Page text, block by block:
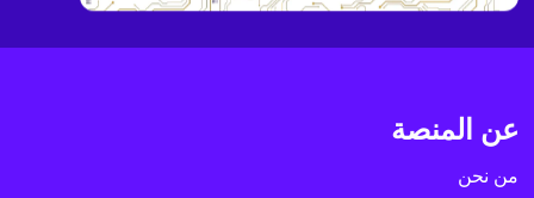
عن المنصة
من نحن